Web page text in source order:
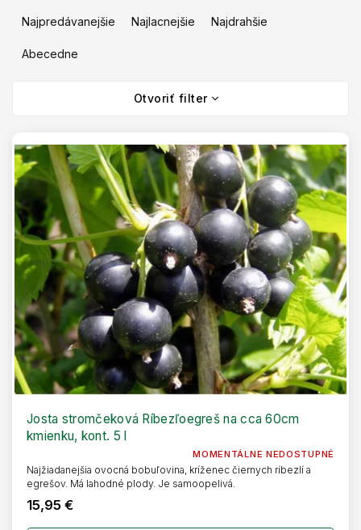
e
r
o
d
u
k
t
o
v
Najpredávanejšie Najlacnejšie Najdrahšie
Abecedne
Otvoriť filter
s
p
o
d
u
k
o
v
Josta stromčeková Ríbezľoegreš na cca 60cm
kmienku, kont. 5 l
MOMENTÁLNE NEDOSTUPNÉ
15,95 €
Najžiadanejšia ovocná bobuľovina, kríženec čiernych ríbezlí a
egrešov. Má lahodné plody. Je samoopelivá.